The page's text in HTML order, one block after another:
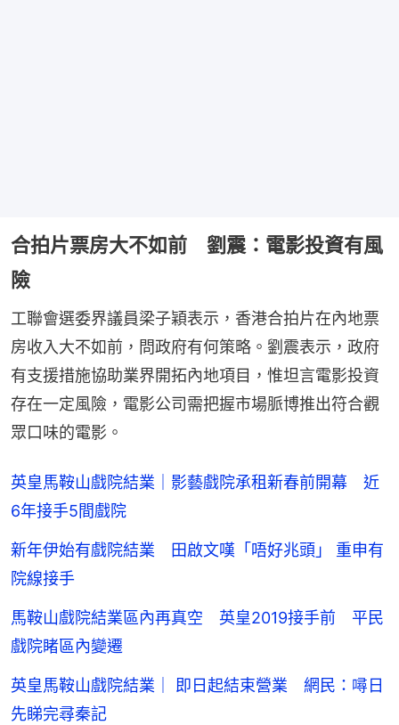
合拍片票房大不如前 劉震：電影投資有風
險
工聯會選委界議員梁子穎表示，香港合拍片在內地票
房收入大不如前，問政府有何策略。劉震表示，政府
有支援措施協助業界開拓內地項目，惟坦言電影投資
存在一定風險，電影公司需把握市場脈博推出符合觀
眾口味的電影。
英皇馬鞍山戲院結業｜影藝戲院承租新春前開幕 近
6年接手5間戲院
新年伊始有戲院結業 田啟文嘆「唔好兆頭」 重申有
院線接手
馬鞍山戲院結業區內再真空 英皇2019接手前 平民
戲院睹區內變遷
英皇馬鞍山戲院結業｜ 即日起結束營業 網民：噚日
先睇完尋秦記